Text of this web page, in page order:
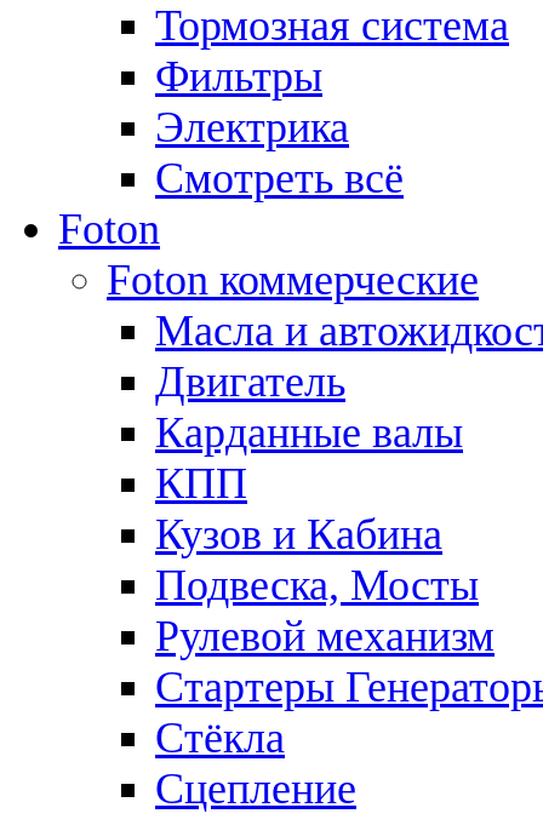
Тормозная система
Фильтры
Электрика
Смотреть всё
Foton
Foton коммерческие
Масла и
Двигатель
Карданные валы
КПП
Кузов и Кабина
Подвеска, Мосты
Рулевой механизм
Стартеры
Стёкла
Сцепление